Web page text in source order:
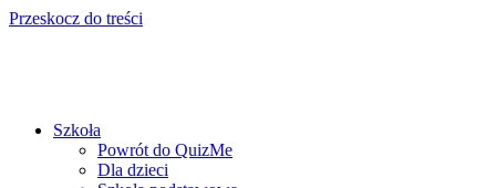
Przeskocz do treści
Szkoła
Powrót do QuizMe
Dla dzieci